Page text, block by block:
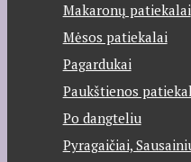
Makaronų patiekalai
Mėsos patiekalai
Pagardukai
Paukštienos
Po dangteliu
Pyragaičiai,